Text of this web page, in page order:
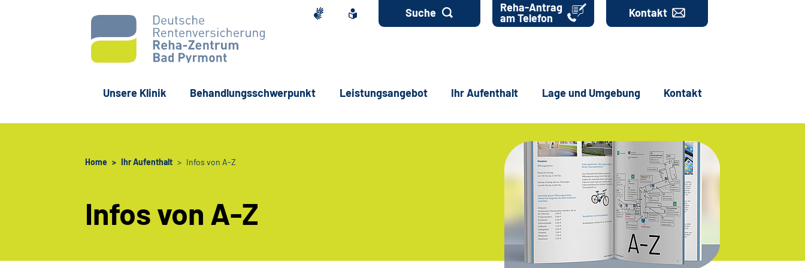
Unsere Klinik Behandlungsschwerpunkt Leistungsangebot Ihr Aufenthalt Lage und Umgebung Kontakt
Suche
Reha-Antrag
am Telefon
Kontakt
Home Ihr Aufenthalt Infos von A-Z
Infos von A-Z